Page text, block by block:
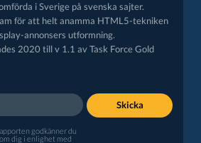
i Sverige på svenska sajter.
för att helt anamma HTML5-tekniken
annonsers utformning.
2020 till v 1.1 av Task Force Gold
godkänner du
dig i enlighet med
Skicka